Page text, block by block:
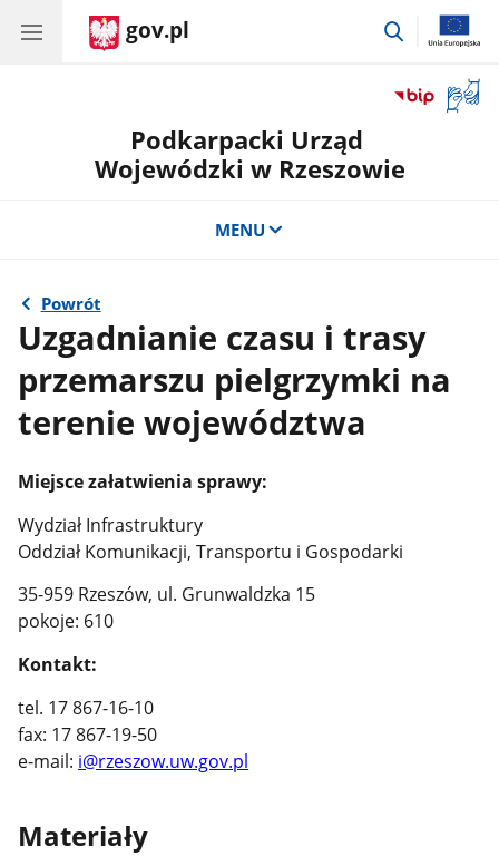
gov.pl
przejdź
okno
Podkarpacki Urząd
Wojewódzki w Rzeszowie
MENU
Powrót
Uzgadnianie czasu i trasy
przemarszu pielgrzymki na
terenie województwa
Miejsce załatwienia sprawy:
Wydział Infrastruktury
Oddział Komunikacji, Transportu i Gospodarki
35-959 Rzeszów, ul. Grunwaldzka 15
pokoje: 610
Kontakt:
tel. 17 867-16-10
fax: 17 867-19-50
e-mail: i@rzeszow.uw.gov.pl
Materiały